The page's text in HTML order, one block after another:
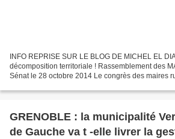
INFO REPRISE SUR LE BLOG DE MICHEL EL
décomposition territoriale ! Rassemblement des
Sénat le 28 octobre 2014 Le congrès des maires
GRENOBLE : la municipalité
de Gauche va t -elle livrer la